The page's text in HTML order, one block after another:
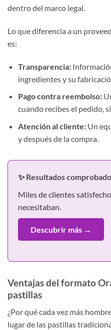
dentro del marco legal.
Lo que diferencia a un
es:
Transparencia:
ingredientes y su
Pago contra reembolso:
cuando recibes el pedido,
Atención al cliente:Un
y después de la compra.
✨ Resultados
Miles de clientes
necesitaban.
Descubrir más →
Ventajas del formato
pastillas
¿Por qué cada vez más
lugar de las pastillas